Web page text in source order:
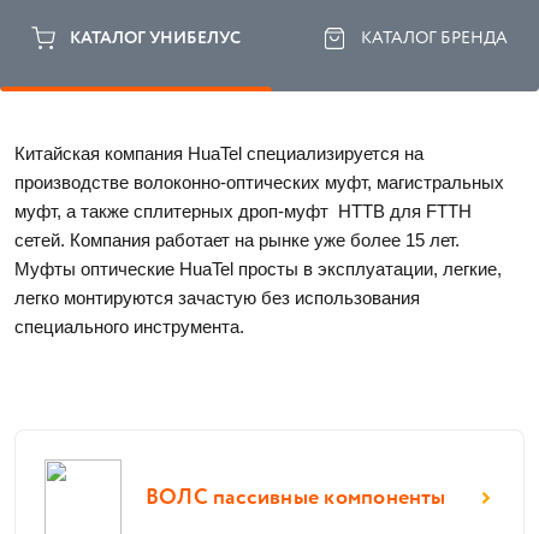
КАТАЛОГ УНИБЕЛУС КАТАЛОГ БРЕНДА
Китайская компания HuaTel специализируется на
производстве волоконно-оптических муфт, магистральных
муфт, а также сплитерных дроп-муфт  HTTB для FTTH
сетей. Компания работает на рынке уже более 15 лет.
Муфты оптические HuaTel просты в эксплуатации, легкие,
легко монтируются зачастую без использования
специального инструмента.
ВОЛС пассивные компоненты